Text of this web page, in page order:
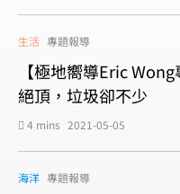
生活 專題報導
【極地嚮導Eric
絕頂，垃圾卻不少
4 mins 2021-05-05
海洋 專題報導